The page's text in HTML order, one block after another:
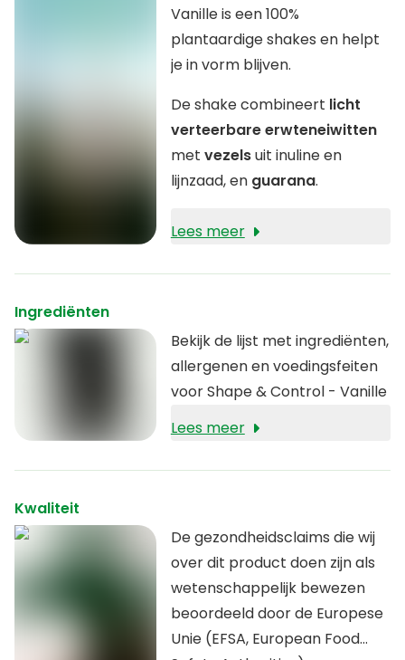
Vanille is een 100%
plantaardige shakes en helpt
je in vorm blijven.
De shake combineert licht
verteerbare erwteneiwitten
met vezelsuit inuline en
lijnzaad, en guarana.
Lees meer
Ingrediënten
Bekijk de lijst met ingrediënten,
allergenen en voedingsfeiten
voor Shape & Control - Vanille
Lees meer
Kwaliteit
De gezondheidsclaims die wij
over dit product doen zijn als
wetenschappelijk bewezen
beoordeeld door de Europese
Unie (EFSA, European Food